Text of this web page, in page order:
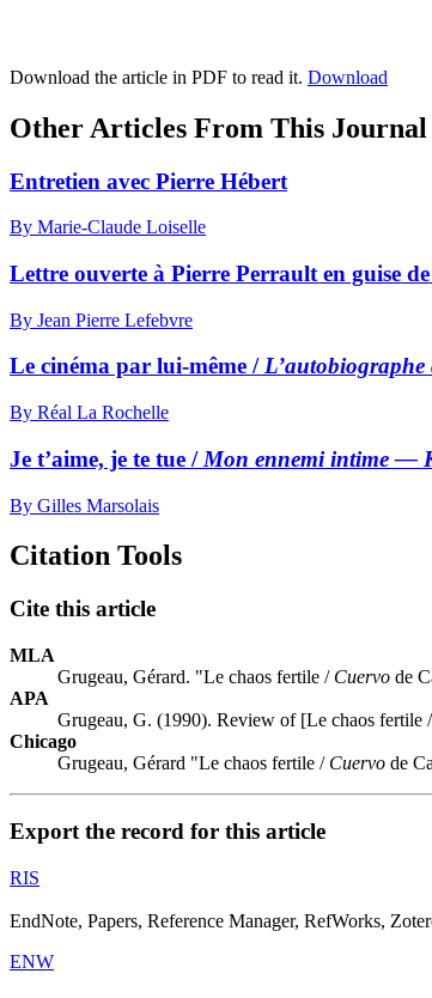
Download the article in PDF to read it. Download
Other Articles From This Journal
Entretien avec Pierre Hébert
By Marie-Claude Loiselle
Lettre ouverte à Pierre Perrault en guise
By Jean Pierre Lefebvre
Le cinéma par lui-même /L’autobiographe
By Réal La Rochelle
Je t’aime, je te tue / Mon ennemi intime —
By Gilles Marsolais
Citation Tools
Cite this article
MLA
Grugeau, Gérard. "Le chaos fertile / Cuervo de
APA
Grugeau, G. (1990). Review of [Le chaos fertile /
Chicago
Grugeau, Gérard "Le chaos fertile / Cuervo de
Export the record for this article
RIS
EndNote, Papers, Reference Manager, RefWorks,
ENW